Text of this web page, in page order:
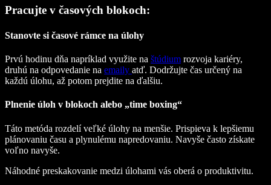
Pracujte v časových blokoch:
Stanovte si časové rámce na úlohy
Prvú hodinu dňa napríklad využite na štúdium rozvoja kariéry,
druhú na odpovedanie na emaily atď. Dodržujte čas určený na
každú úlohu, až potom prejdite na ďalšiu.
Plnenie úloh v blokoch alebo „time boxing“
Táto metóda rozdelí veľké úlohy na menšie. Prispieva k lepšiemu
plánovaniu času a plynulému napredovaniu. Navyše často získate
voľno navyše.
Náhodné preskakovanie medzi úlohami vás oberá o produktivitu.